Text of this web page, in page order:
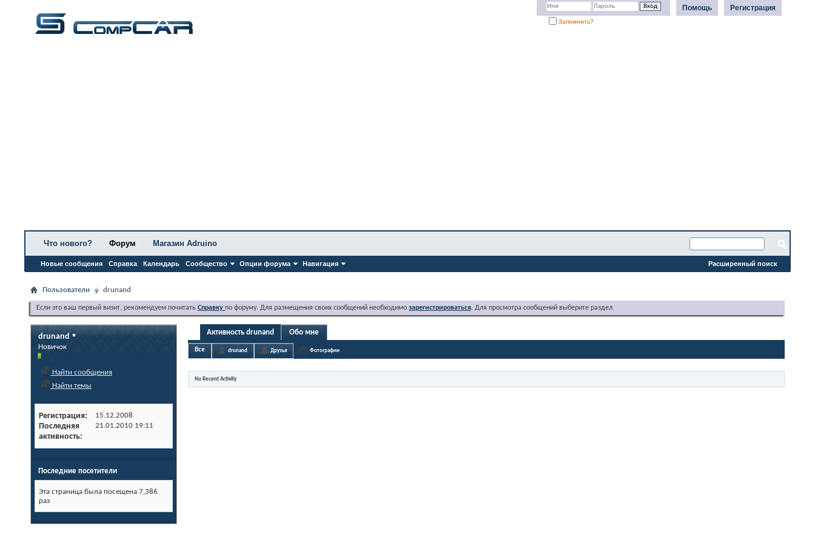
Регистрация
Помощь
Запомнить?
Что нового? Форум
Новые сообщения Справка Календарь Сообщество Опции форума Навигация
Магазин Adruino
Расширенный поиск
Пользователи drunand
Если это ваш первый визит, рекомендуем почитать Справку по форуму. Для размещения своих сообщений необходимо зарегистрироваться. Для просмотра сообщений выберите раздел.
drunand
Новичок
Найти сообщения
Найти темы
Регистрация 15.12.2008
Последняя
активность
21.01.2010 19:11
Последние посетители
Эта страница была посещена 7,386
раз
Активность drunand Обо мне
Все drunand Друзья Фотографии
No Recent Activity